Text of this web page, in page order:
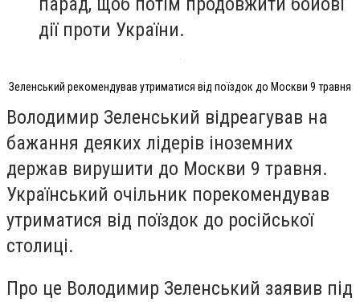
дії проти України.
Зеленський рекомендував утриматися від поїздок до Москви 9 травня
Володимир Зеленський відреагував на
бажання деяких лідерів іноземних
держав вирушити до Москви 9 травня.
Український очільник порекомендував
утриматися від поїздок до російської
столиці.
Про це Володимир Зеленський заявив під